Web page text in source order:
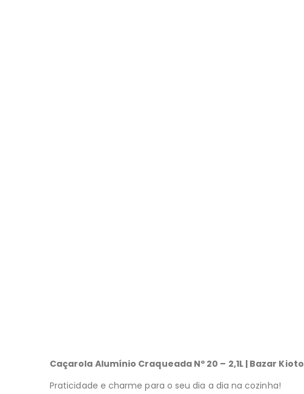
Caçarola Alumínio Craqueada Nº 20 – 2,1L | Bazar Kioto
Praticidade e charme para o seu dia a dia na cozinha!